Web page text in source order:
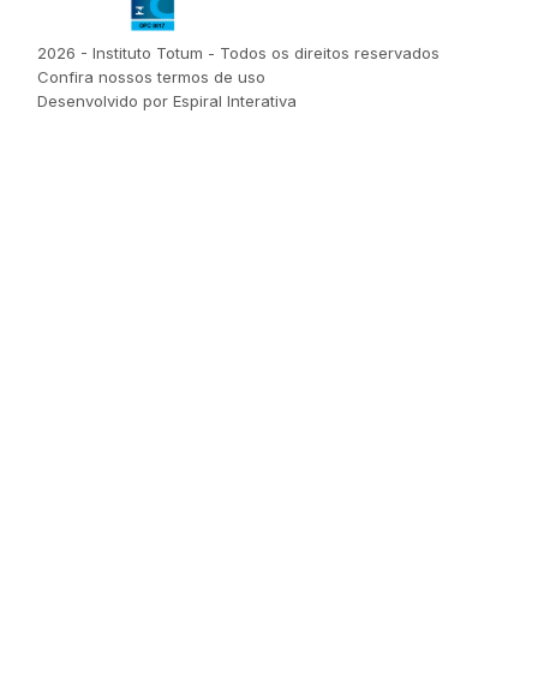
2026 - Instituto Totum - Todos os direitos reservados
Confira nossos termos de uso
Desenvolvido por Espiral Interativa